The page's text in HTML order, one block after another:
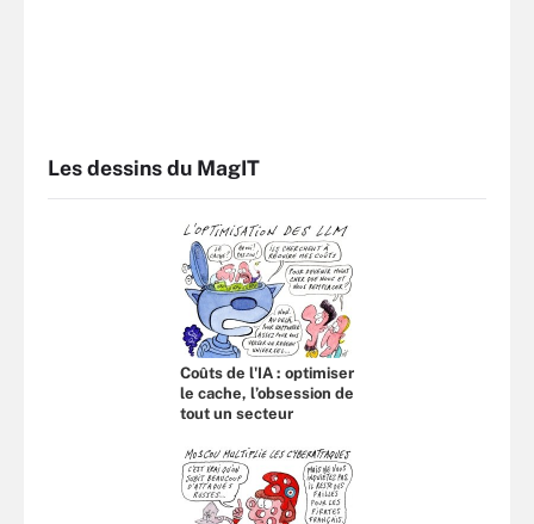
Les dessins du MagIT
Coûts de l'IA : optimiser
le cache, l’obsession de
tout un secteur